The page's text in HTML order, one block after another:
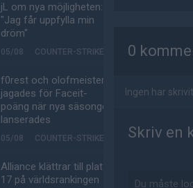
jL om nya möjligheten:
"Jag får uppfylla min
dröm"
05/08 COUNTER-STRIKE
f0rest och olofmeister
jagades för Faceit-
poäng när nya säsongen
lanserades
05/08 COUNTER-STRIKE
Alliance klättrar till plats
17 på världsrankingen
0
Ingen har
Skriv en